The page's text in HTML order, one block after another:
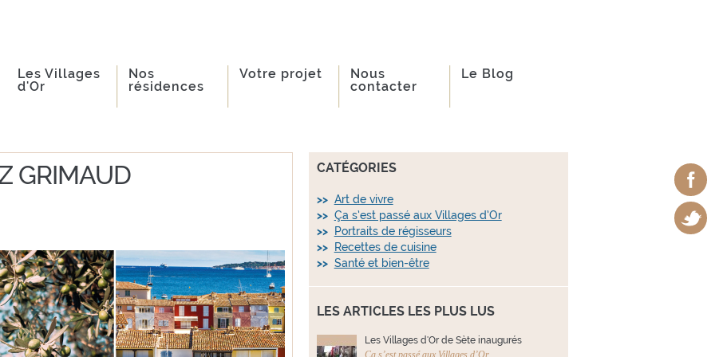
Les Villages
d'Or
Nos
résidences
Votre projet
Nous
contacter
Le Blog
GRIMAUD CATÉGORIES
Art de vivre
Ça s’est passé aux Villages d’Or
Portraits de régisseurs
Recettes de cuisine
Santé et bien-être
LES ARTICLES LES PLUS LUS
Les Villages d'Or de Sète inaugurés
Ça s’est passé aux Villages d’Or